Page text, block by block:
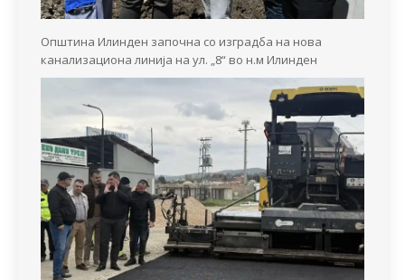
Општина Илинден започна со изградба на нова
канализациона линија на ул. „8“ во н.м Илинден